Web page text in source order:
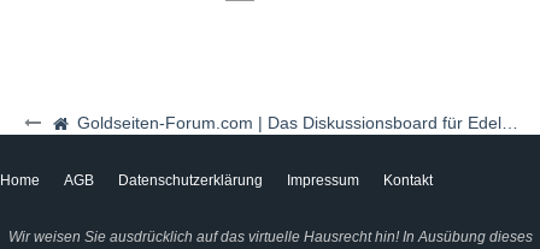
Goldseiten-Forum.com | Das Diskussionsboard für Edelmetalle & Rohstoffe
Home AGB Datenschutzerklärung Impressum Kontakt
Wir weisen Sie ausdrücklich auf das virtuelle Hausrecht hin! In Ausübung dieses